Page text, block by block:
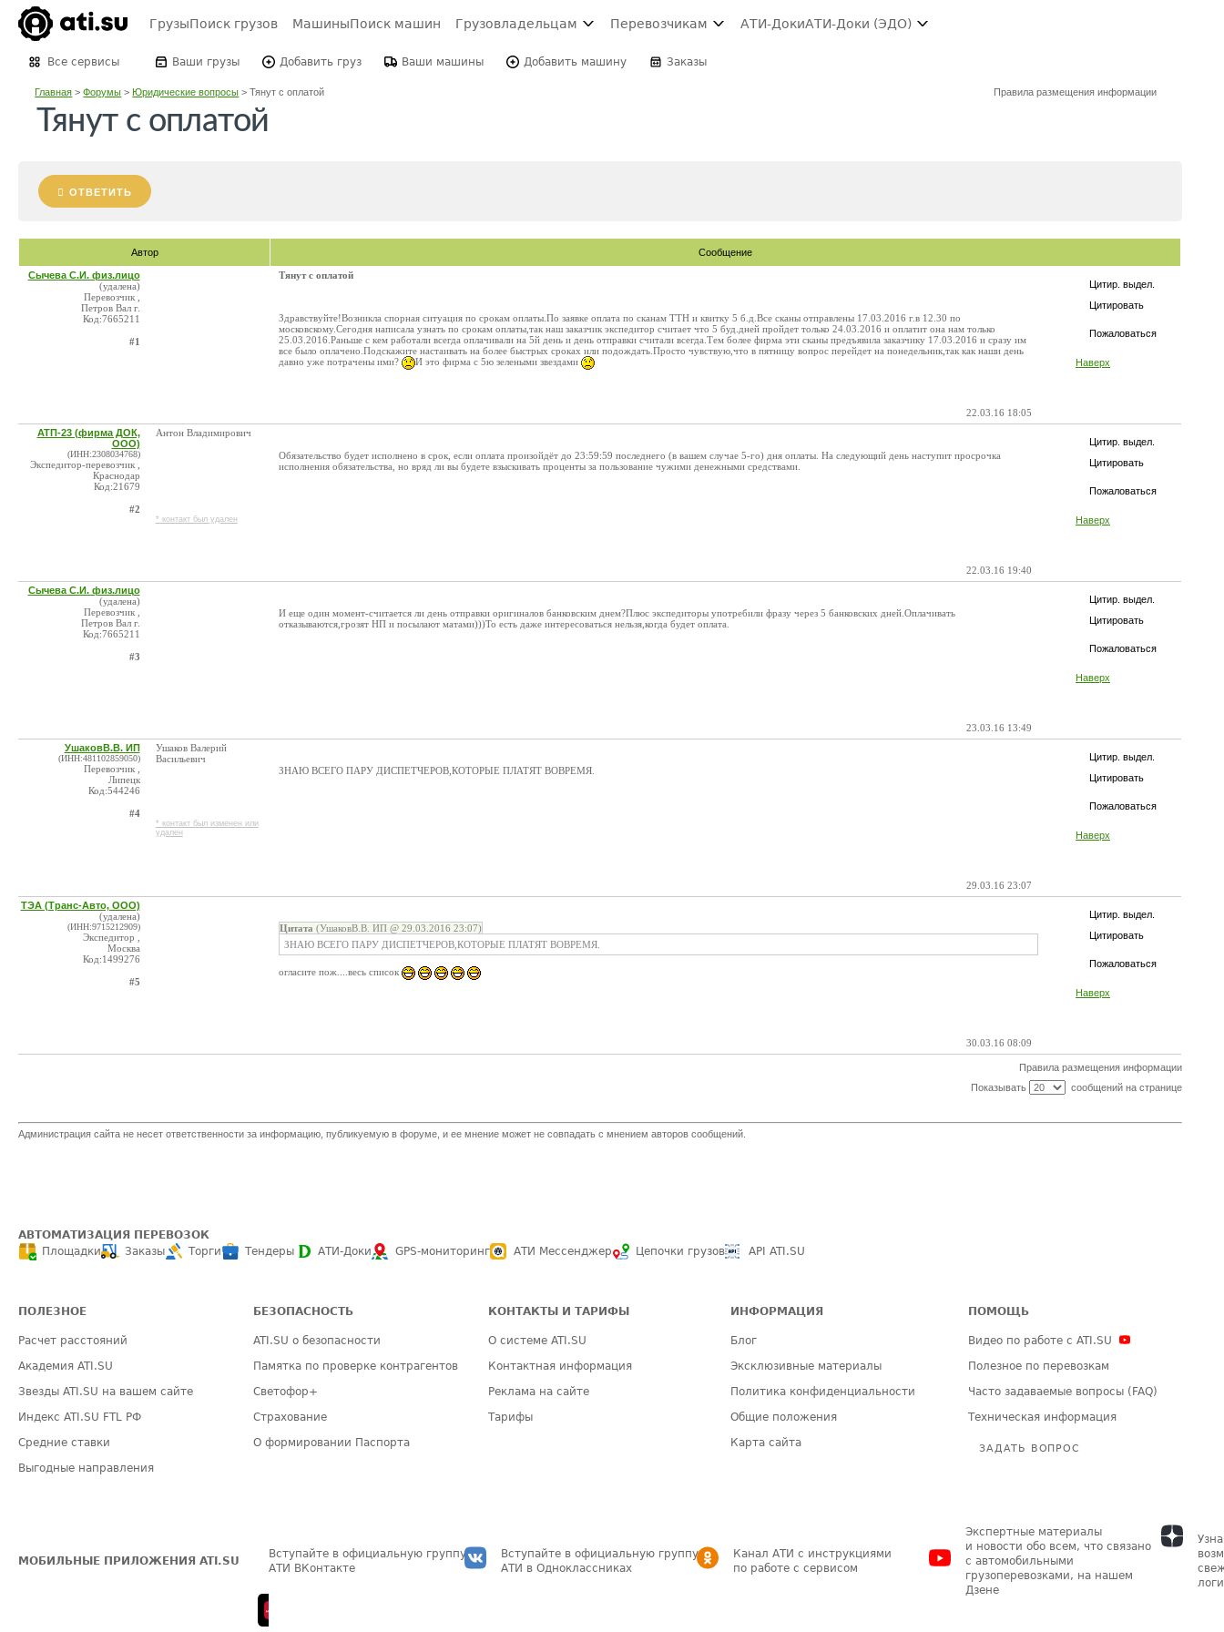
ГрузыПоиск грузов МашиныПоиск машин Грузовладельцам Перевозчикам АТИ-ДокиАТИ-Доки (ЭДО)
Все сервисы Ваши грузы Добавить груз Ваши машины Добавить машину Заказы
Главная >Форумы >Юридические вопросы >Тянут с оплатой Правила размещения информации
Тянут с оплатой
ОТВЕТИТЬ
Автор Сообщение
Цитир. выдел.
Цитировать
Пожаловаться
Наверх
Сычева С.И. физ.лицо
(удалена)
Перевозчик ,
Петров Вал г.
Код:7665211
#1
Тянут с оплатой
Здравствуйте!Возникла спорная ситуация по срокам оплаты.По заявке оплата по сканам ТТН и квитку 5 б.д.Все сканы отправлены 17.03.2016 г.в 12.30 по
московскому.Сегодня написала узнать по срокам оплаты,так наш заказчик экспедитор считает что 5 буд.дней пройдет только 24.03.2016 и оплатит она нам только
25.03.2016.Раньше с кем работали всегда оплачивали на 5й день и день отправки считали всегда.Тем более фирма эти сканы предъявила заказчику 17.03.2016 и сразу им
все было оплачено.Подскажите настаивать на более быстрых сроках или подождать.Просто чувствую,что в пятницу вопрос перейдет на понедельник,так как наши день
давно уже потрачены ими?
И это фирма с 5ю зелеными звездами
22.03.16 18:05
Цитир. выдел.
Цитировать
Пожаловаться
Наверх
АТП-23 (фирма ДОК,
ООО)
(ИНН:2308034768)
Экспедитор-перевозчик ,
Краснодар
Код:21679
#2
Антон Владимирович
* контакт был удален
Обязательство будет исполнено в срок, если оплата произойдёт до 23:59:59 последнего (в вашем случае 5-го) дня оплаты. На следующий день наступит просрочка
исполнения обязательства, но вряд ли вы будете взыскивать проценты за пользование чужими денежными средствами.
22.03.16 19:40
Цитир. выдел.
Цитировать
Пожаловаться
Наверх
Сычева С.И. физ.лицо
(удалена)
Перевозчик ,
Петров Вал г.
Код:7665211
#3
И еще один момент-считается ли день отправки оригиналов банковским днем?Плюс экспедиторы употребили фразу через 5 банковских дней.Оплачивать
отказываются,грозят НП и посылают матами)))То есть даже интересоваться нельзя,когда будет оплата.
23.03.16 13:49
Цитир. выдел.
Цитировать
Пожаловаться
Наверх
УшаковВ.В. ИП
(ИНН:481102859050)
Перевозчик ,
Липецк
Код:544246
#4
Ушаков Валерий
Васильевич
* контакт был изменен или
удален
ЗНАЮ ВСЕГО ПАРУ ДИСПЕТЧЕРОВ,КОТОРЫЕ ПЛАТЯТ ВОВРЕМЯ.
29.03.16 23:07
Цитир. выдел.
Цитировать
Пожаловаться
Наверх
ТЭА (Транс-Авто, ООО)
(удалена)
(ИНН:9715212909)
Экспедитор ,
Москва
Код:1499276
#5
Цитата (УшаковВ.В. ИП @ 29.03.2016 23:07)
ЗНАЮ ВСЕГО ПАРУ ДИСПЕТЧЕРОВ,КОТОРЫЕ ПЛАТЯТ ВОВРЕМЯ.
огласите пож....весь список
30.03.16 08:09
Правила размещения информации
Показывать
сообщений на странице
Администрация сайта не несет ответственности за информацию, публикуемую в форуме, и ее мнение может не совпадать с мнением авторов сообщений.
АВТОМАТИЗАЦИЯ ПЕРЕВОЗОК
Площадки
Заказы Торги Тендеры АТИ-Доки GPS-мониторинг АТИ Мессенджер Цепочки грузов API ATI.SU
ПОЛЕЗНОЕ
Расчет расстояний
Академия ATI.SU
Звезды ATI.SU на вашем сайте
Индекс ATI.SU FTL РФ
Средние ставки
Выгодные направления
БЕЗОПАСНОСТЬ
ATI.SU о безопасности
Памятка по проверке контрагентов
Светофор+
Страхование
О формировании Паспорта
КОНТАКТЫ И ТАРИФЫ
О системе ATI.SU
Контактная информация
Реклама на сайте
Тарифы
ИНФОРМАЦИЯ
Блог
Эксклюзивные материалы
Политика конфиденциальности
Общие положения
Карта сайта
ПОМОЩЬ
Видео по работе с ATI.SU
Полезное по перевозкам
Часто задаваемые вопросы (FAQ)
Техническая информация
ЗАДАТЬ ВОПРОС
МОБИЛЬНЫЕ ПРИЛОЖЕНИЯ ATI.SU
Вступайте в официальную группу
АТИ ВКонтакте
Вступайте в официальную группу
АТИ в Одноклассниках
Канал АТИ с инструкциями
по работе с сервисом
Экспертные материалы
и новости обо всем, что связано
с автомобильными
грузоперевозками, на нашем
Дзене